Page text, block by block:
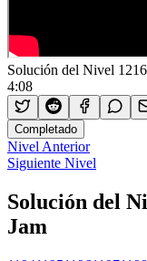
Solución del Nivel
4:08
Completado
Nivel Anterior
Siguiente Nivel
Solución del
Jam